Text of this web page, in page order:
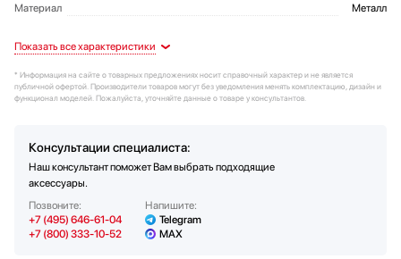
Материал
Металл
Быстро устранит от засохших и
пригоревших загрязнений.
* Информация на сайте о товарных предложениях носит справочный характер и не является
публичной офертой. Производители товаров могут без уведомления менять комплектацию, дизайн и
функционал моделей. Пожалуйста, уточняйте данные о товаре у консультантов.
Консультации специалиста:
Наш консультант поможет Вам выбрать подходящие
аксессуары.
Позвоните:
+7 (495) 646-61-04
+7 (800) 333-10-52
Напишите:
Telegram
MAX